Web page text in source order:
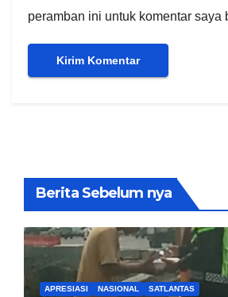
peramban ini untuk komentar saya
Berita Sebelum nya
APRESIASI NASIONAL SATLANTAS